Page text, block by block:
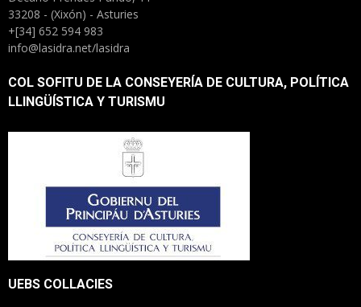
33208 - (Xixón) - Asturies
+[34] 652 594 983
info@lasidra.net/lasidra
COL SOFITU DE LA CONSEYERÍA DE CULTURA, POLÍTICA
LLINGÜÍSTICA Y TURISMU
UEBS COLLACIES